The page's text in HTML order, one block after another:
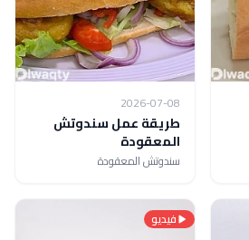
2026-07-08
طريقة عمل سندوتش
المعقودة
سندوتش المعقودة
فيديو